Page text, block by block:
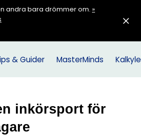
andra bara drömmer om. »
& Guider MasterMinds
inkörsport för